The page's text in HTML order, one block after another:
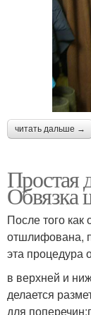
читать дальше →
Простая
Обвязка
После того как
отшлифована,
эта
в верхней и
делается
для